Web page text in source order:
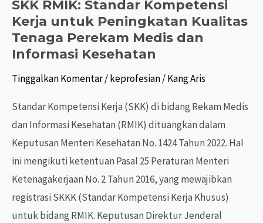
SKK RMIK: Standar Kompetensi
Kerja untuk Peningkatan Kualitas
Tenaga Perekam Medis dan
Informasi Kesehatan
Tinggalkan Komentar/keprofesian/Kang Aris
Standar Kompetensi Kerja (SKK) di bidang Rekam Medis
dan Informasi Kesehatan (RMIK) dituangkan dalam
Keputusan Menteri Kesehatan No. 1424 Tahun 2022. Hal
ini mengikuti ketentuan Pasal 25 Peraturan Menteri
Ketenagakerjaan No. 2 Tahun 2016, yang mewajibkan
registrasi SKKK (Standar Kompetensi Kerja Khusus)
untuk bidang RMIK. Keputusan Direktur Jenderal